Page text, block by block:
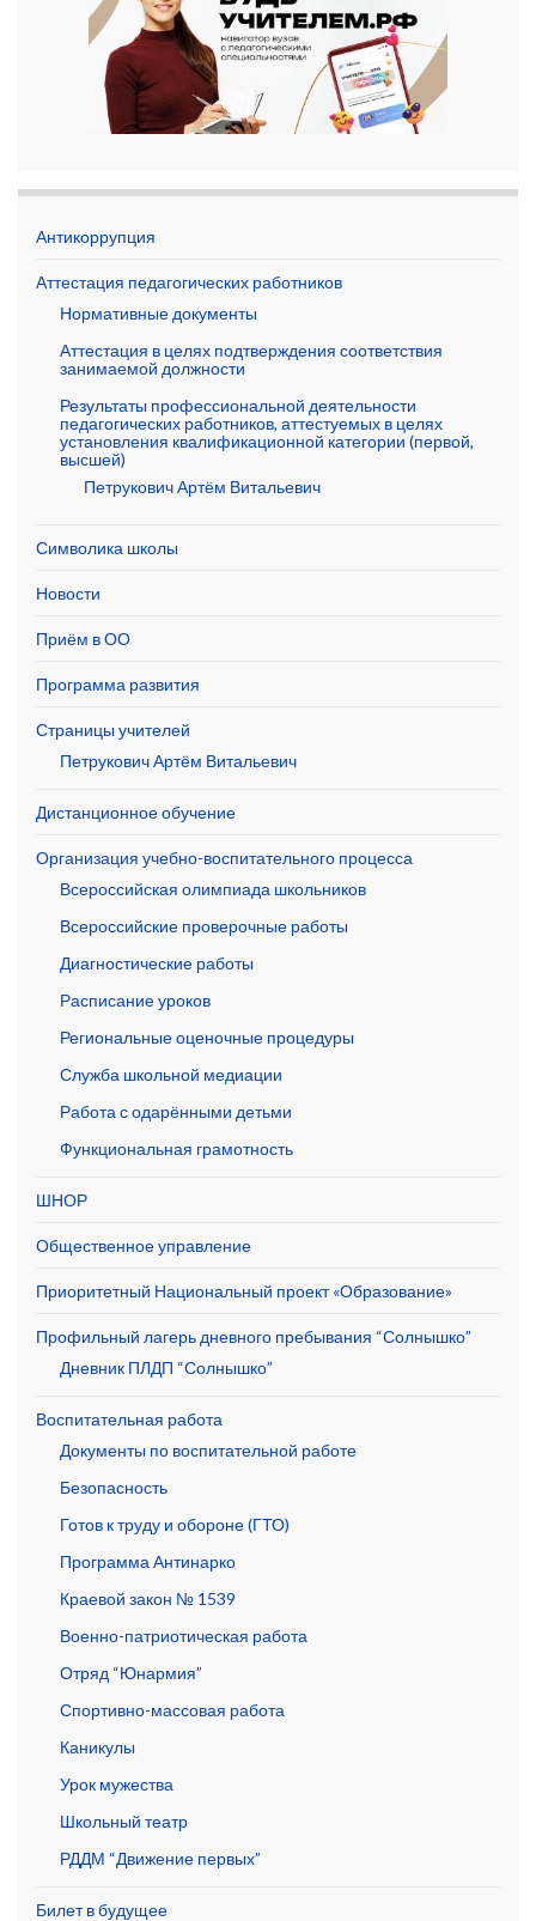
Антикоррупция
Аттестация педагогических работников
Нормативные документы
Аттестация в целях подтверждения соответствия
занимаемой должности
Результаты профессиональной деятельности
педагогических работников, аттестуемых в целях
установления квалификационной категории (первой,
высшей)
Петрукович Артём Витальевич
Символика школы
Новости
Приём в ОО
Программа развития
Страницы учителей
Петрукович Артём Витальевич
Дистанционное обучение
Организация учебно-воспитательного процесса
Всероссийская олимпиада школьников
Всероссийские проверочные работы
Диагностические работы
Расписание уроков
Региональные оценочные процедуры
Служба школьной медиации
Работа с одарёнными детьми
Функциональная грамотность
ШНОР
Общественное управление
Приоритетный Национальный проект «Образование»
Профильный лагерь дневного пребывания “Солнышко”
Дневник ПЛДП “Солнышко”
Воспитательная работа
Документы по воспитательной работе
Безопасность
Готов к труду и обороне (ГТО)
Программа Антинарко
Краевой закон № 1539
Военно-патриотическая работа
Отряд “Юнармия”
Спортивно-массовая работа
Каникулы
Урок мужества
Школьный театр
РДДМ “Движение первых”
Билет в будущее